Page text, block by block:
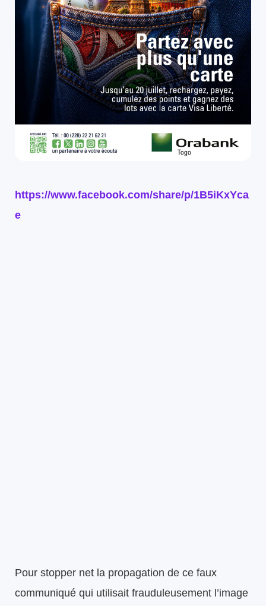
https://www.facebook.com/share/p/1B5iKxYca
e
Pour stopper net la propagation de ce faux
communiqué qui utilisait frauduleusement l’image